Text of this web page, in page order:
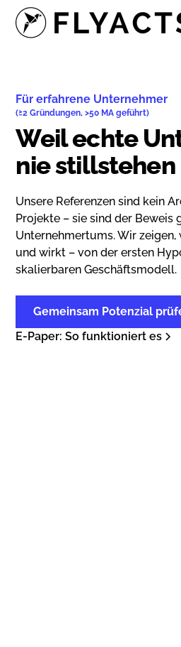
Für erfahrene Unternehmer
(≥2 Gründungen, >50 MA geführt)
Weil echte
nie stillstehen
Unsere Referenzen sind kein
Projekte – sie sind der Beweis
Unternehmertums. Wir
und wirkt – von der ersten
skalierbaren Geschäftsmodell.
Gemeinsam Potenzial
E-Paper: So funktioniert es